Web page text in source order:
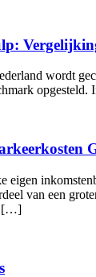
wordt
eigen
van een
[…]